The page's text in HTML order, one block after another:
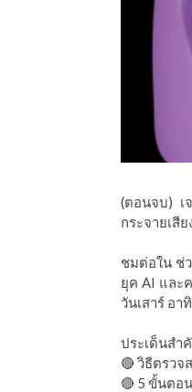
(ตอนจบ) เ
กระจายเสี
ชมต่อใน ช่
ยุค AI และ
วันเสาร์ อ
ประเด็นสำ
🔴 วิธีตรวจ
🔴 5 ขั้นตอ